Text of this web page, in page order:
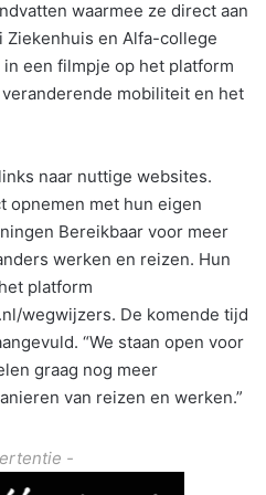
waarmee ze direct aan
Ziekenhuis en Alfa-college
een filmpje op het platform
mobiliteit en het
naar nuttige websites.
opnemen met hun eigen
Bereikbaar voor meer
werken en reizen. Hun
platform
wegwijzers. De komende tijd
“We staan open voor
graag nog meer
van reizen en werken.”
-